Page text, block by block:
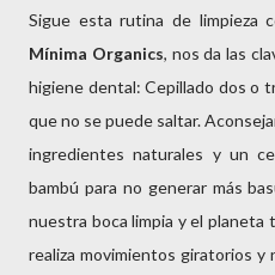
Sigue esta rutina de limpieza
Mínima Organics, nos da las
higiene dental: Cepillado dos o
que no se puede saltar.
ingredientes naturales y un
bambú para no generar más
nuestra boca limpia y el planeta
realiza movimientos giratorios y